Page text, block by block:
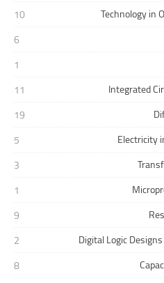
10
6
1
11
19
5
3
1
9
2
8